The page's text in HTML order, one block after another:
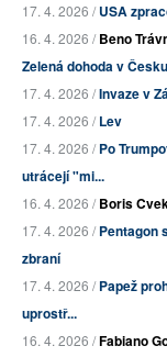
17. 4. 2026 /USA
16. 4. 2026 /Beno
Zelená dohoda v
17. 4. 2026 /Invaze v
17. 4. 2026 /Lev
17. 4. 2026 /Po
utrácejí "mi...
16. 4. 2026 /Boris
17. 4. 2026 /Pentagon
zbraní
17. 4. 2026 /Papež
uprostř...
16. 4. 2026 /Fabiano